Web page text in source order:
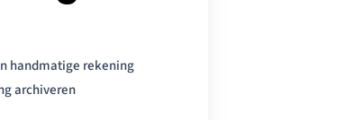
handmatige rekening
archiveren